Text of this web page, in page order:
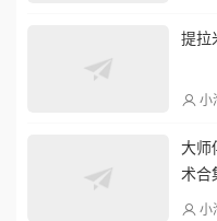
提拉
小
大师
术合
小